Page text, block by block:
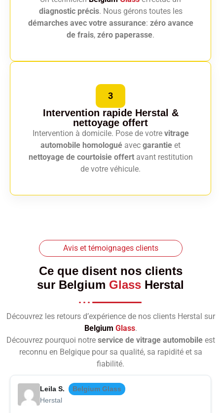
diagnostic précis. Nous gérons toutes les
démarches avec votre assurance: zéro avance
de frais, zéro paperasse.
3
Intervention rapide Herstal &
nettoyage offert
Intervention à domicile. Pose de votre vitrage
automobile homologué avec garantie et
nettoyage de courtoisie offertavant restitution
de votre véhicule.
Avis et témoignages clients
Ce que disent nos clients
sur Belgium Glass Herstal
Découvrez les retours d’expérience de nos clients Herstal sur
Belgium Glass.
Découvrez pourquoi notre service de vitrage automobileest
reconnu en Belgique pour sa qualité, sa rapidité et sa
fiabilité.
Leila S.
Belgium Glass
Herstal